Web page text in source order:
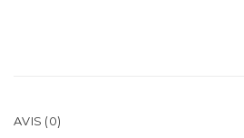
AVIS (0)